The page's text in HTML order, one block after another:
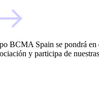
BCMA Spain se pondrá en
y participa de